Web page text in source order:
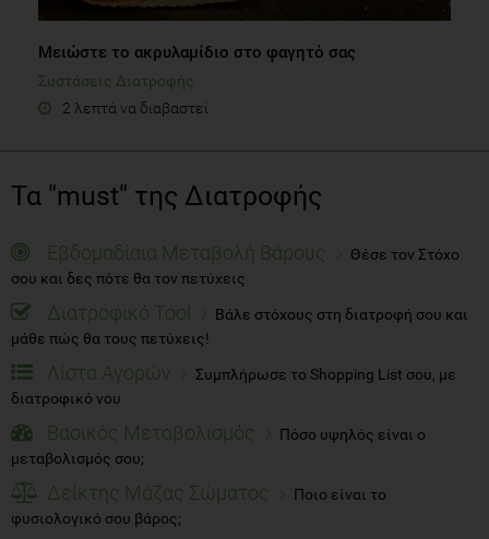
Μειώστε το ακρυλαμίδιο στο φαγητό σας
Συστάσεις Διατροφής
2 λεπτά να διαβαστεί
Τα "must" της Διατροφής
Εβδομαδίαια Μεταβολή Βάρους
Θέσε τον Στόχο
σου και δες πότε θα τον πετύχεις
Διατροφικό Tool
Βάλε στόχους στη διατροφή σου και
μάθε πώς θα τους πετύχεις!
Λίστα Αγορών
Συμπλήρωσε το Shopping List σου, με
διατροφικό νου
Βασικός Μεταβολισμός
Πόσο υψηλός είναι ο
μεταβολισμός σου;
Δείκτης Μάζας Σώματος
Ποιο είναι το
φυσιολογικό σου βάρος;